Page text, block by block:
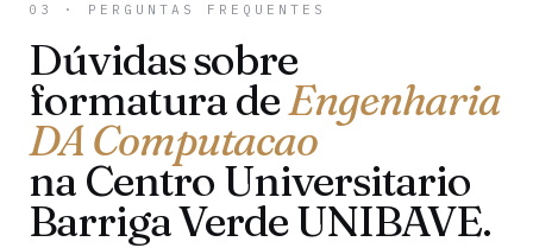
03 · PERGUNTAS FREQUENTES
Dúvidas sobre
formatura deEngenharia
DA Computacao
na Centro Universitario
Barriga Verde UNIBAVE.